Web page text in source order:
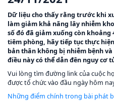
Dữ liệu cho thấy rằng trước khi
làm giảm khả năng lây nhiễm
số đó đã giảm xuống còn khoảng
tiêm phòng, hãy tiếp tục thực
bản thân không bị nhiễm bệnh
điều này có thể dẫn đên nguy cơ
Vui lòng tìm đường link của cuộc
được tổ chức vào đầu ngày hôm
Những điểm chính trong bài phát